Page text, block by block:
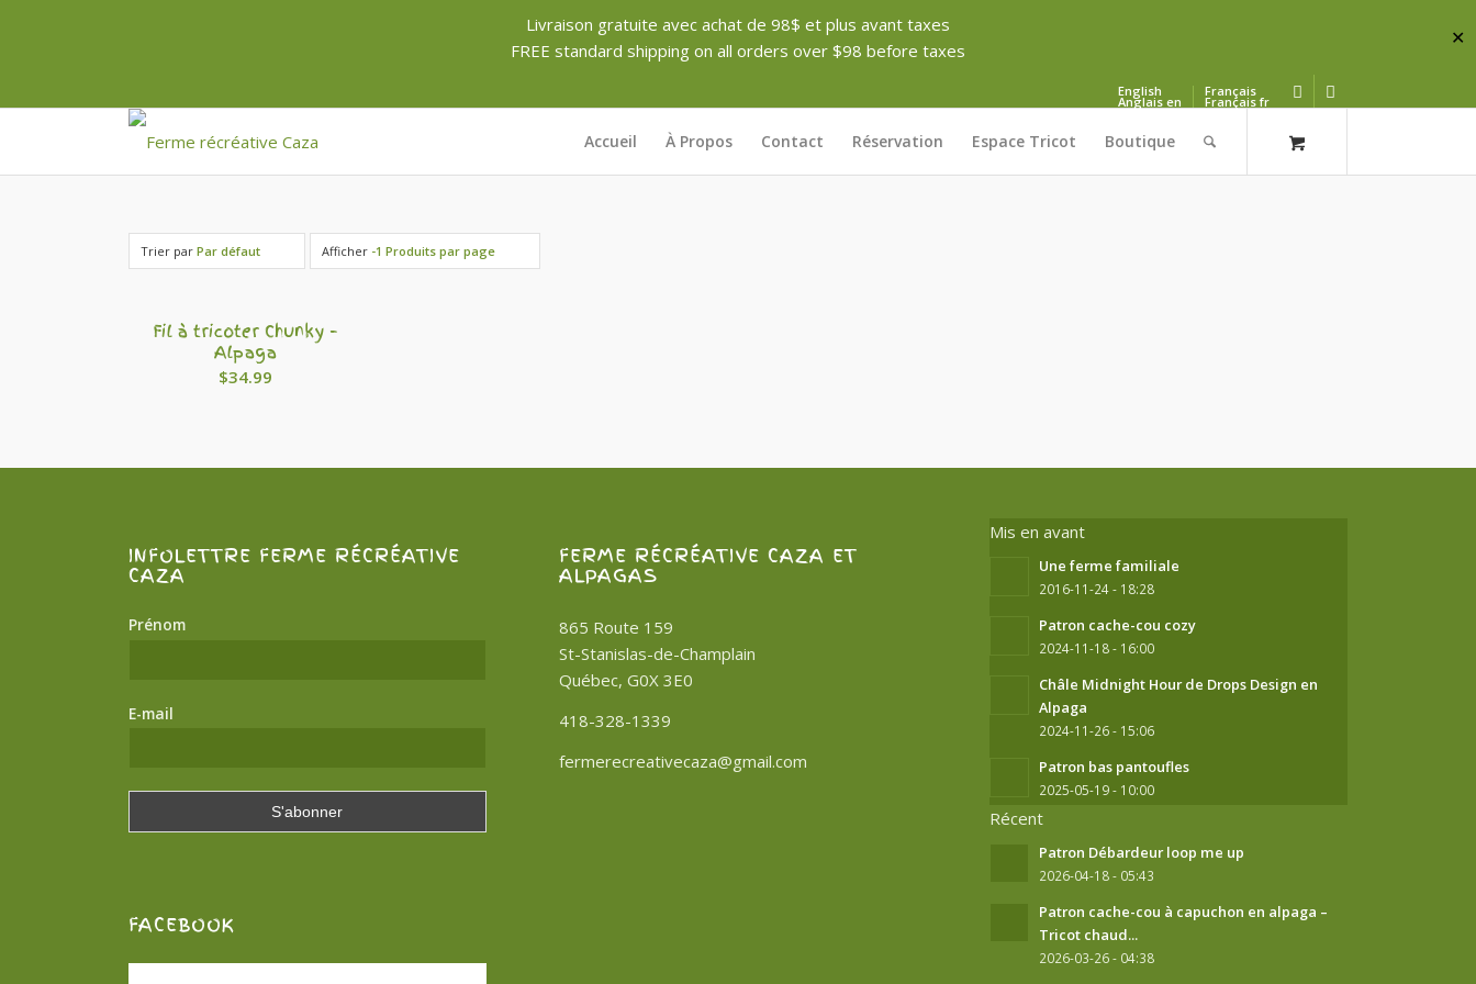
Livraison gratuite avec achat de 98$ et plus avant taxes
FREE standard shipping on all orders over $98 before taxes
✕
English
Anglais en
Français
Français fr
Accueil À Propos Contact Réservation Espace Tricot Boutique
Trier parPar défaut Afficher -1 Produits par page
Fil à tricoter Chunky –
Alpaga
$34.99
INFOLETTRE FERME RÉCRÉATIVE
CAZA
Prénom
E-mail
FACEBOOK
FERME RÉCRÉATIVE CAZA ET
ALPAGAS
865 Route 159
St-Stanislas-de-Champlain
Québec, G0X 3E0
418-328-1339
fermerecreativecaza@gmail.com
Mis en avant
Une ferme familiale
2016-11-24 - 18:28
Patron cache-cou cozy
2024-11-18 - 16:00
Châle Midnight Hour de Drops Design en
Alpaga
2024-11-26 - 15:06
Patron bas pantoufles
2025-05-19 - 10:00
Récent
Patron Débardeur loop me up
2026-04-18 - 05:43
Patron cache-cou à capuchon en alpaga –
Tricot chaud...
2026-03-26 - 04:38